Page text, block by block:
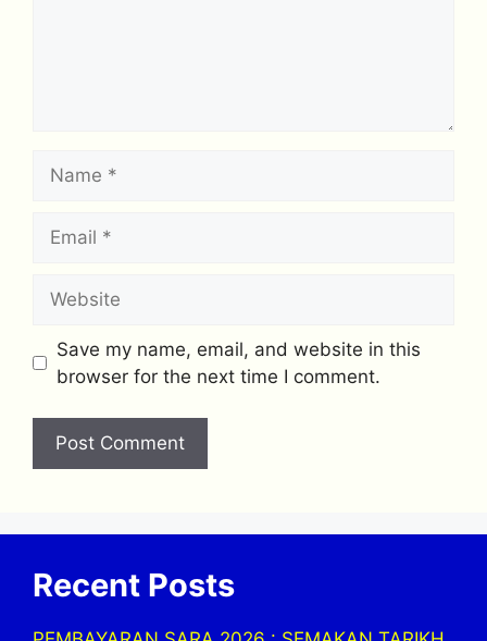
Save my name, email, and website in this
browser for the next time I comment.
Recent Posts